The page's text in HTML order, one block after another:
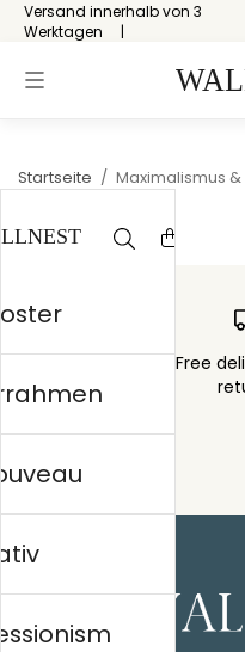
Versand innerhalb von 3
Werktagen
Startseite / Maximalismus
3 days
Free